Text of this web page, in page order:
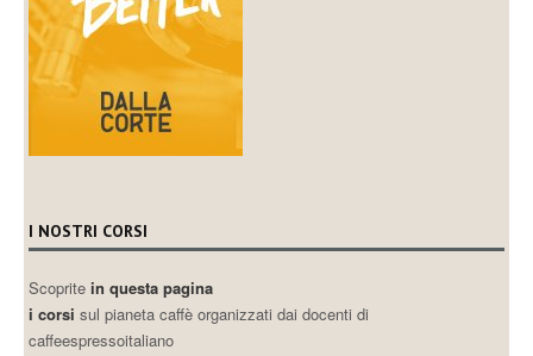
I NOSTRI CORSI
Scopritein questa pagina
i corsi sul pianeta caffè organizzati dai docenti di
caffeespressoitaliano